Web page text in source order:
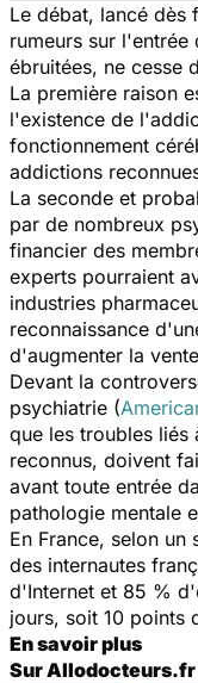
Le débat, lancé dès
rumeurs sur l'entrée
ébruitées, ne cesse
La première raison
l'existence de
fonctionnement
addictions
La seconde et
par de nombreux
financier des
experts pourraient
industries
reconnaissance
d'augmenter la
Devant la
psychiatrie (
que les troubles
reconnus, doivent
avant toute entrée
pathologie mentale
En France, selon un
des internautes
d'Internet et 85 %
jours, soit 10 points
En savoir plus
Sur Allodocteurs.fr